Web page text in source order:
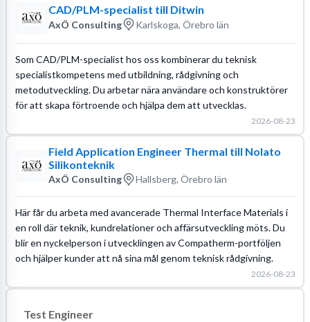
CAD/PLM-specialist till Ditwin
AxÖ Consulting Karlskoga, Örebro län
Som CAD/PLM-specialist hos oss kombinerar du teknisk
specialistkompetens med utbildning, rådgivning och
metodutveckling. Du arbetar nära användare och konstruktörer
för att skapa förtroende och hjälpa dem att utvecklas.
2026-08-23
Field Application Engineer Thermal till Nolato
Silikonteknik
AxÖ Consulting Hallsberg, Örebro län
Här får du arbeta med avancerade Thermal Interface Materials i
en roll där teknik, kundrelationer och affärsutveckling möts. Du
blir en nyckelperson i utvecklingen av Compatherm-portföljen
och hjälper kunder att nå sina mål genom teknisk rådgivning.
2026-08-23
Test Engineer